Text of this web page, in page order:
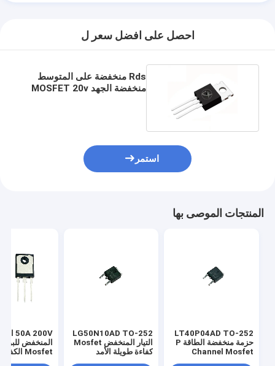
احصل على افضل سعر ل
Rds منخفضة على المتوسط
منخفضة الجهد MOSFET 20v
استمر
المنتجات الموصى بها
LT40P04AD TO-252
حزمة منخفضة الطاقة P
Channel Mosfet
LG50N10AD TO-252
التيار المنخفض Mosfet
كفاءة طويلة الأمد
المنخفض
Mosfet الكفاءة العالية